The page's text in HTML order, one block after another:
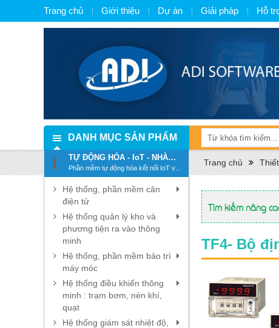
Trang chủ Giới thiệu Dự án Giải pháp Hỗ
DANH MỤC SẢN PHẨM
TỰ ĐỘNG HÓA - IoT - NHÀ
MÁY THÔNG MINH - SMART
FACTORY
Phần mềm tự động hóa kết nối IoT và
chuyển đổi số, số hóa
Hệ thống, phần mềm cân
điện tử
Hệ thống quản lý kho và
phương tiện ra vào thông
minh
Hệ thống, phần mềm bảo trì
máy móc
Hệ thống điều khiển thông
minh : trạm bơm, nén khí,
quạt
Hệ thống giám sát nhiệt độ,
Trang chủ
Tìm kiếm nâng
TF4- Bộ